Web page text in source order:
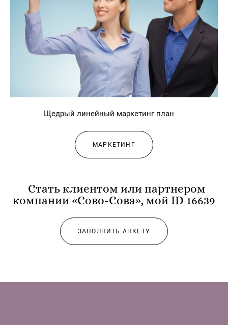
Щедрый линейный маркетинг план
МАРКЕТИНГ
Стать клиентом или партнером
компании «Сово-Сова», мой ID 16639
ЗАПОЛНИТЬ АНКЕТУ